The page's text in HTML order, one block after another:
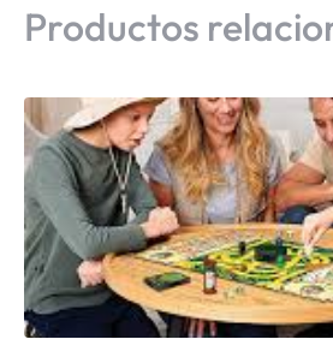
Productos